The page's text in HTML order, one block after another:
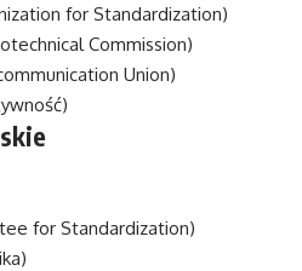
for Standardization)
Commission)
Union)
for Standardization)